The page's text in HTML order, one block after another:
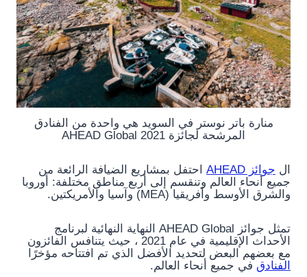
منارة باتر نوستر في السويد هي واحدة من الفنادق
المرشحة لجائزة AHEAD Global 2021
ال جوائز AHEAD
احتفل بمشاريع الضيافة الرائعة من
جميع أنحاء العالم وتنقسم إلى أربع مناطق مختلفة: أوروبا
والشرق الأوسط وأفريقيا (MEA) وآسيا والأمريكتين.
تمثل جوائز AHEAD Global النهاية النهائية لبرنامج
الأحداث الإقليمية في عام 2021 ، حيث يتنافس الفائزون
مع بعضهم البعض لتحديد الأفضل الذي تم افتتاحه مؤخرًا
الفنادق في جميع أنحاء العالم.